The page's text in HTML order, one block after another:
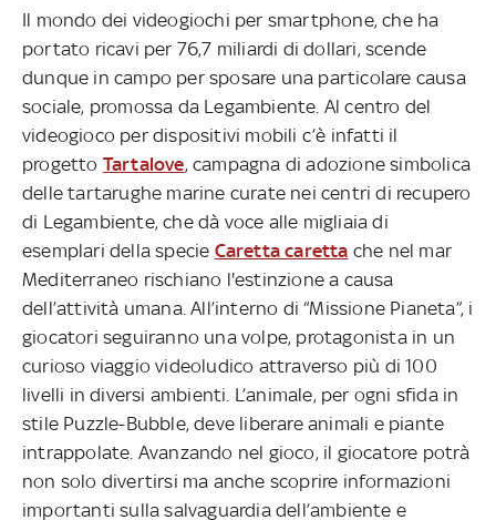
Il mondo dei videogiochi per smartphone, che ha
portato ricavi per 76,7 miliardi di dollari, scende
dunque in campo per sposare una particolare causa
sociale, promossa da Legambiente. Al centro del
videogioco per dispositivi mobili c’è infatti il
progetto Tartalove, campagna di adozione simbolica
delle tartarughe marine curate nei centri di recupero
di Legambiente, che dà voce alle migliaia di
esemplari della specie Caretta caretta che nel mar
Mediterraneo rischiano l'estinzione a causa
dell’attività umana. All’interno di “Missione Pianeta”, i
giocatori seguiranno una volpe, protagonista in un
curioso viaggio videoludico attraverso più di 100
livelli in diversi ambienti. L’animale, per ogni sfida in
stile Puzzle-Bubble, deve liberare animali e piante
intrappolate. Avanzando nel gioco, il giocatore potrà
non solo divertirsi ma anche scoprire informazioni
importanti sulla salvaguardia dell’ambiente e